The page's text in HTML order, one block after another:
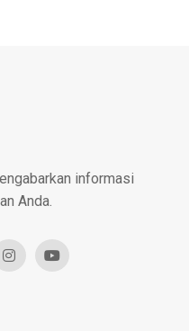
informasi
Anda.